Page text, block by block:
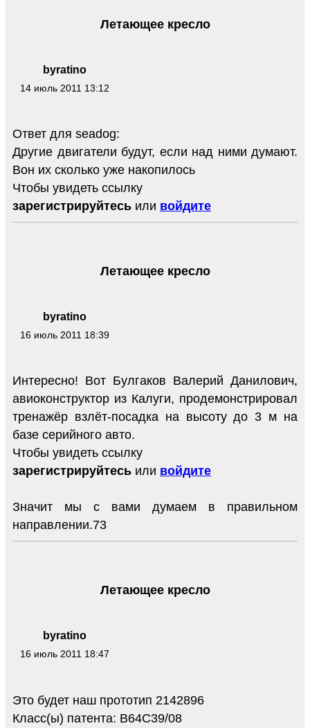
byratino
14 июль 2011 13:12
Летающее кресло
Ответ для seadog:
Другие двигатели будут, если над ними думают.
Вон их сколько уже накопилось
Чтобы увидеть ссылку
зарегистрируйтесь или войдите
byratino
16 июль 2011 18:39
Летающее кресло
Интересно! Вот Булгаков Валерий Данилович,
авиоконструктор из Калуги, продемонстрировал
тренажёр взлёт-посадка на высоту до 3 м на
базе серийного авто.
Чтобы увидеть ссылку
зарегистрируйтесь или войдите
Значит мы с вами думаем в правильном
направлении.73
byratino
16 июль 2011 18:47
Летающее кресло
Это будет наш прототип 2142896
Класс(ы) патента: B64C39/08